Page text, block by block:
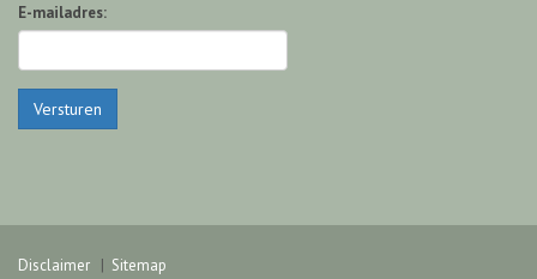
E-mailadres:
Versturen
Disclaimer
Sitemap